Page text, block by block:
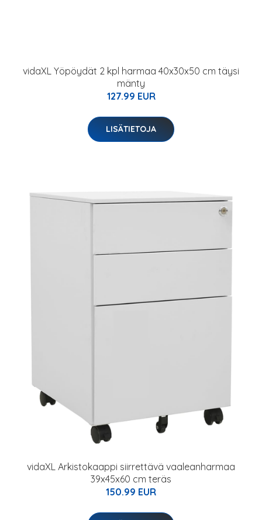
vidaXL Yöpöydät 2 kpl harmaa 40x30x50 cm täysi
mänty
127.99 EUR
LISÄTIETOJA
vidaXL Arkistokaappi siirrettävä vaaleanharmaa
39x45x60 cm teräs
150.99 EUR